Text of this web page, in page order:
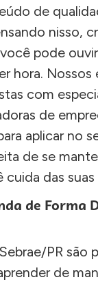
de
nisso,
pode
hora. Nossos
com
de
aplicar no
de se
das suas
de Forma
PR são
de